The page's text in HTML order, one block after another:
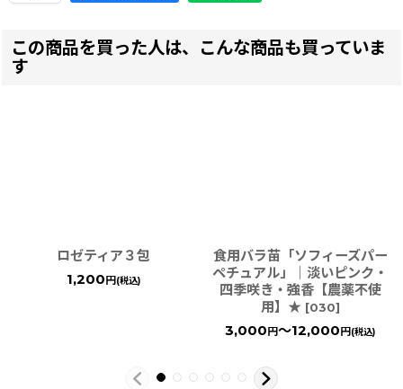
この商品を買った人は、こんな商品も買っていま
す
ロゼティア３包
1,200円(税込)
食用バラ苗「ソフィーズパー
ペチュアル」｜淡いピンク・
四季咲き・強香【農薬不使
用】★ [030]
3,000円～12,000円(税込)